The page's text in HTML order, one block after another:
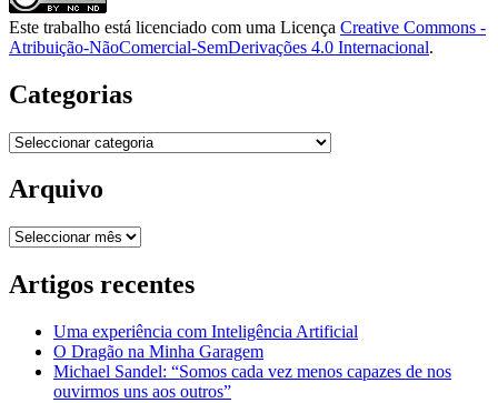
Este trabalho está licenciado com uma Licença Creative Commons -
Atribuição-NãoComercial-SemDerivações 4.0 Internacional.
Categorias
Categorias
Arquivo
Arquivo
Artigos recentes
Uma experiência com Inteligência Artificial
O Dragão na Minha Garagem
Michael Sandel: “Somos cada vez menos capazes de nos
ouvirmos uns aos outros”